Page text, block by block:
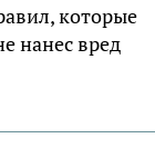
которые
нанес вред